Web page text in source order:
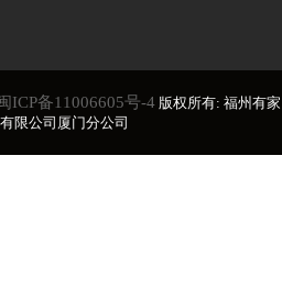
ICP备11006605号-4 版权所有: 福州有家
限公司厦门分公司